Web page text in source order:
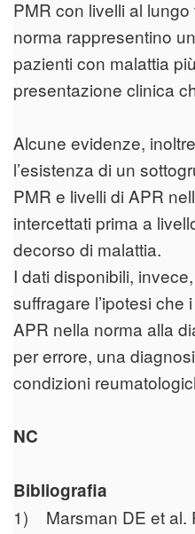
PMR con livelli al
norma rappresentino
pazienti con malattia
presentazione clinica
Alcune evidenze,
l’esistenza di un
PMR e livelli di APR
intercettati prima a
decorso di malattia.
I dati disponibili,
suffragare l’ipotesi che
APR nella norma alla
per errore, una
condizioni
NC
Bibliografia
1) Marsman DE et al.